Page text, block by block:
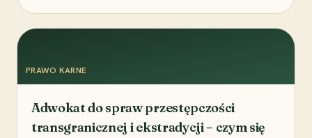
PRAWO KARNE
Adwokat do spraw przestępczości
transgranicznej i ekstradycji – czym się